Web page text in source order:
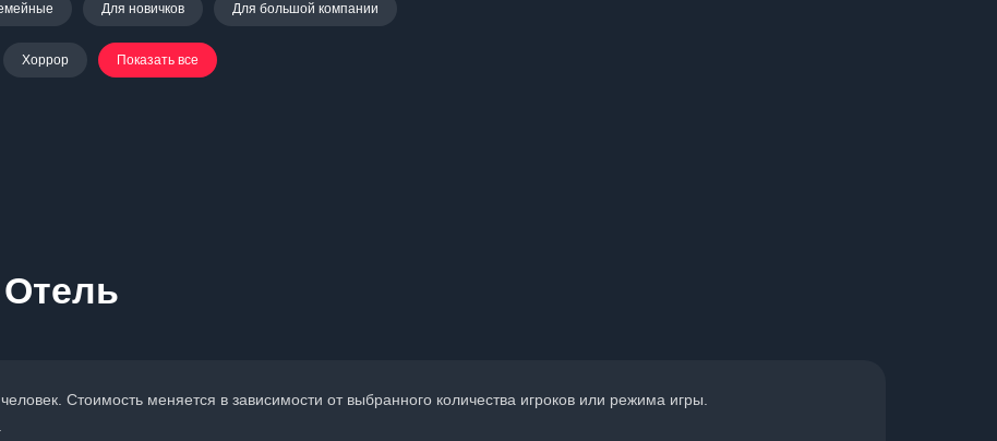
Для новичков Для большой компании
Хоррор Показать все
Отель
Стоимость меняется в зависимости от выбранного количества игроков или режима игры.